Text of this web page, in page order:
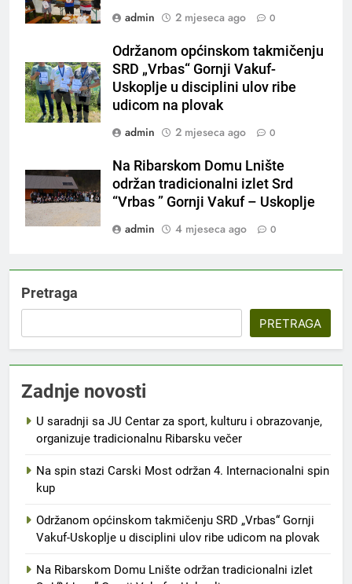
admin
2 mjeseca ago 0
Održanom općinskom takmičenju
SRD „Vrbas“ Gornji Vakuf-
Uskoplje u disciplini ulov ribe
udicom na plovak
admin
2 mjeseca ago 0
Na Ribarskom Domu Lnište
održan tradicionalni izlet Srd
“Vrbas ” Gornji Vakuf – Uskoplje
admin
4 mjeseca ago 0
Pretraga
PRETRAGA
Zadnje novosti
U saradnji sa JU Centar za sport, kulturu i obrazovanje,
organizuje tradicionalnu Ribarsku večer
Na spin stazi Carski Most održan 4. Internacionalni spin
kup
Održanom općinskom takmičenju SRD „Vrbas“ Gornji
Vakuf-Uskoplje u disciplini ulov ribe udicom na plovak
Na Ribarskom Domu Lnište održan tradicionalni izlet